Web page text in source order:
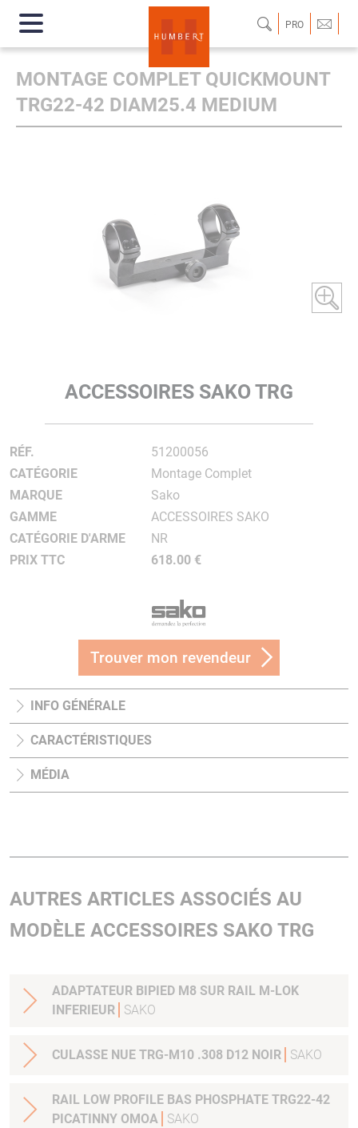
PRO
MONTAGE COMPLET QUICKMOUNT
TRG22-42 DIAM25.4 MEDIUM
ACCESSOIRES SAKO TRG
RÉF.
51200056
CATÉGORIE
Montage Complet
MARQUE
Sako
GAMME
ACCESSOIRES SAKO
CATÉGORIE D'ARME
NR
PRIX TTC
618.00 €
Trouver mon revendeur
INFO GÉNÉRALE
CARACTÉRISTIQUES
MÉDIA
AUTRES ARTICLES ASSOCIÉS AU
MODÈLE ACCESSOIRES SAKO TRG
ADAPTATEUR BIPIED M8 SUR RAIL M-LOK
INFERIEUR
SAKO
CULASSE NUE TRG-M10 .308 D12 NOIR SAKO
RAIL LOW PROFILE BAS PHOSPHATE TRG22-42
PICATINNY OMOA
SAKO